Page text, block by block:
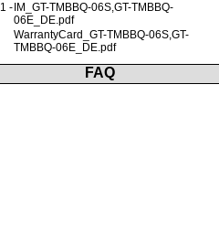
- IM_GT-TMBBQ-06S,GT-TMBBQ-
06E_DE.pdf
WarrantyCard_GT-TMBBQ-06S,GT-
TMBBQ-06E_DE.pdf
FAQ